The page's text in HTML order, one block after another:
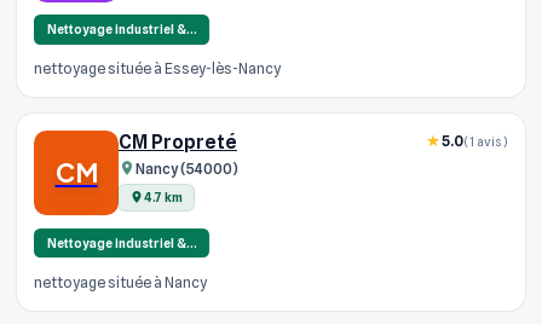
Nettoyage industriel &…
nettoyage située à Essey-lès-Nancy
CM
CM Propreté
Nancy (54000)
4.7 km
5.0(1 avis)
Nettoyage industriel &…
nettoyage située à Nancy